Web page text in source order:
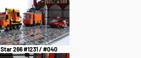
Star 266 #1231 / #040